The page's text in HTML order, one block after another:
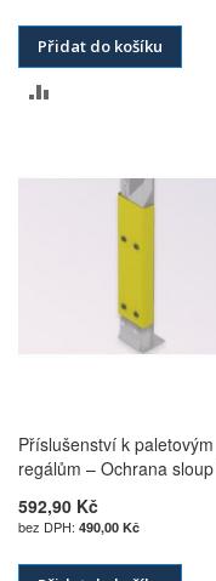
Přidat do košíku
POROVNÁNÍ
Příslušenství k paletovým
regálům – Ochrana
592,90 Kč
490,00 Kč